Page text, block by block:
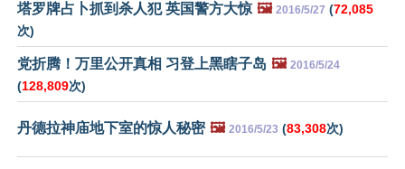
塔罗牌占卜抓到杀人犯 英国警方大惊 🖼️ 2016/5/27 (72,085
次)
党折腾！万里公开真相 习登上黑瞎子岛 🖼️ 2016/5/24
(128,809次)
丹德拉神庙地下室的惊人秘密 🖼️ 2016/5/23 (83,308次)